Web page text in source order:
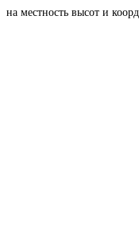
на местность высот и